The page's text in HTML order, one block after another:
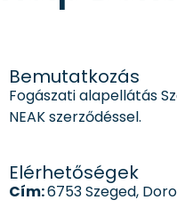
Bemutatkozás
Fogászati alapellátás
NEAK szerződéssel.
Elérhetőségek
Cím:6753 Szeged,